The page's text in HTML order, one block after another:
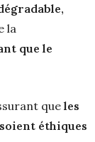
la
que le
que les
éthiques